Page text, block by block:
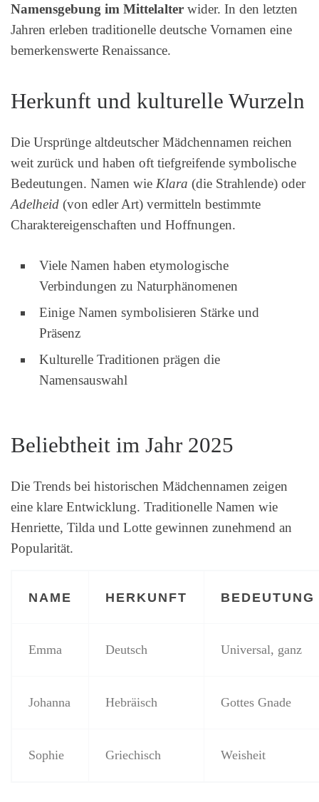
Namensgebung im Mittelalter wider. In den letzten
Jahren erleben traditionelle deutsche Vornamen eine
bemerkenswerte Renaissance.
Herkunft und kulturelle Wurzeln
Die Ursprünge altdeutscher Mädchennamen reichen
weit zurück und haben oft tiefgreifende symbolische
Bedeutungen. Namen wie Klara (die Strahlende) oder
Adelheid (von edler Art) vermitteln bestimmte
Charaktereigenschaften und Hoffnungen.
Viele Namen haben etymologische
Verbindungen zu Naturphänomenen
Einige Namen symbolisieren Stärke und
Präsenz
Kulturelle Traditionen prägen die
Namensauswahl
Beliebtheit im Jahr 2025
Die Trends bei historischen Mädchennamen zeigen
eine klare Entwicklung. Traditionelle Namen wie
Henriette, Tilda und Lotte gewinnen zunehmend an
Popularität.
NAME HERKUNFT BEDEUTUNG
Emma Deutsch Universal, ganz
Johanna Hebräisch Gottes Gnade
Sophie Griechisch Weisheit